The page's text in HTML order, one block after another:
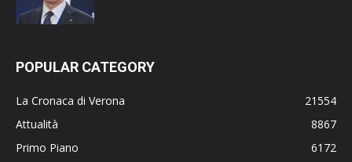
POPULAR CATEGORY
La Cronaca di Verona
21554
Attualità
8867
Primo Piano
6172